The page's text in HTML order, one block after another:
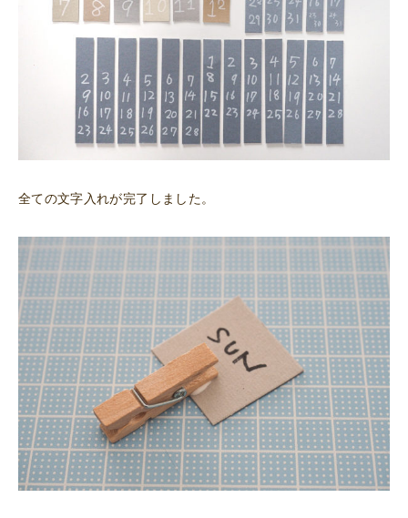
全ての文字入れが完了しました。